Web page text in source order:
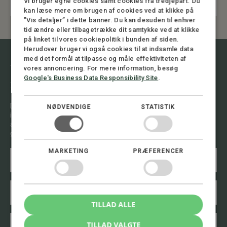
10. JUNI 2025
Vil du vide mere om emnet, kontakt
mig.
Du er altid velkommen til at henvende dig til os og få en
indledende drøftelse af din sag. Vi har stor erfaring i at
analysere situationen og give dig råd om, hvad der er bedst at
gøre.
a
i
m
v
n
a
i
kan læse mere om brugen af cookies ved at klikke på
”Vis detaljer” i dette banner. Du kan desuden til enhver
tid ændre eller tilbagetrække dit samtykke ved at klikke
på linket til vores cookiepolitik i bunden af siden.
Herudover bruger vi også cookies til at indsamle data
med det formål at tilpasse og måle effektiviteten af
vores annoncering. For mere information, besøg
Google's Business Data Responsibility Site.
NØDVENDIGE STATISTIK
MARKETING PRÆFERENCER
TILLAD VALGTE
TILLAD ALLE